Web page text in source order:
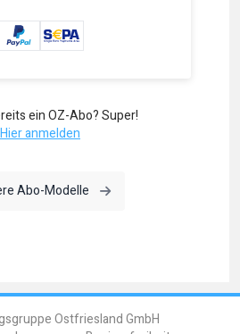
ein OZ-Abo? Super!
Hier anmelden
Abo-Modelle
Ostfriesland GmbH